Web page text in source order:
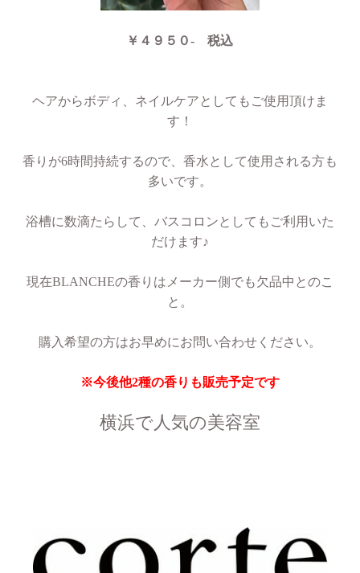
￥４９５０- 税込
ヘアからボディ、ネイルケアとしてもご使用頂けま
す！
香りが6時間持続するので、香水として使用される方も
多いです。
浴槽に数滴たらして、バスコロンとしてもご利用いた
だけます♪
現在BLANCHEの香りはメーカー側でも欠品中とのこ
と。
購入希望の方はお早めにお問い合わせください。
※今後他2種の香りも販売予定です
横浜で人気の美容室